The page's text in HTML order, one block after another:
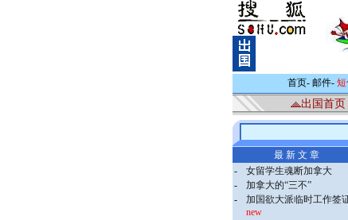
首页- 邮件- 短
出国首页
最 新 文 章
-
女留学生魂断加拿大
-
加拿大的“三不”
-
加国欲大派临时工作签
new